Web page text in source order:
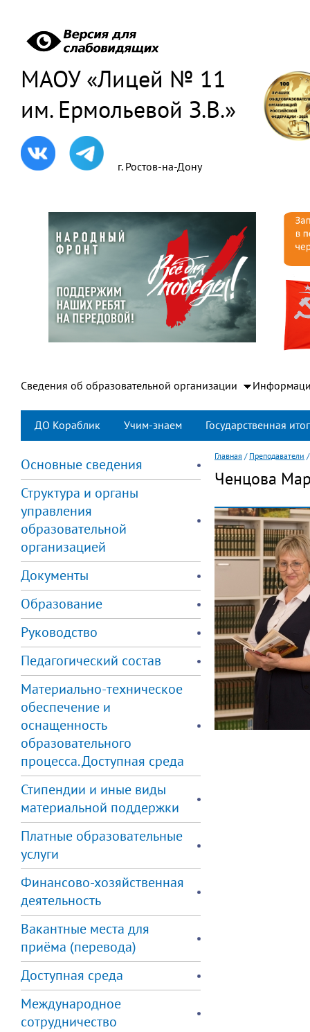
МАОУ «Лицей № 11
им. Ермольевой З.В.»
г. Ростов-на-Дону
Сведения об образовательной организации
ДО Кораблик Учим-знаем Государственная
Основные сведения
Структура и органы
управления
образовательной
организацией
Документы
Образование
Руководство
Педагогический состав
Материально-техническое
обеспечение и
оснащенность
образовательного
процесса. Доступная среда
Стипендии и иные виды
материальной поддержки
Платные образовательные
услуги
Финансово-хозяйственная
деятельность
Вакантные места для
приёма (перевода)
Доступная среда
Международное
сотрудничество
Главная / Преподаватели
Ченцова